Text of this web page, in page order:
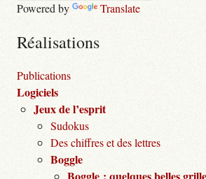
Powered by Translate
Réalisations
Publications
Logiciels
Jeux de l’esprit
Sudokus
Des chiffres et des lettres
Boggle